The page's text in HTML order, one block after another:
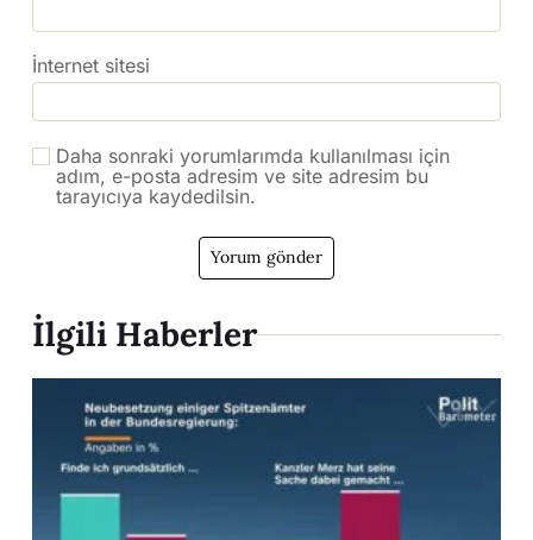
İnternet sitesi
Daha sonraki yorumlarımda kullanılması için
adım, e-posta adresim ve site adresim bu
tarayıcıya kaydedilsin.
İlgili Haberler